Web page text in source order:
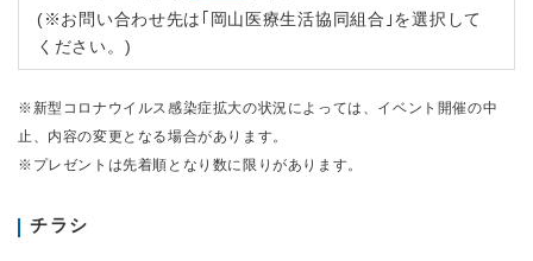
(※お問い合わせ先は｢岡山医療生活協同組合｣を選択して
ください。)
※新型コロナウイルス感染症拡大の状況によっては、イベント開催の中
止、内容の変更となる場合があります。
※プレゼントは先着順となり数に限りがあります。
チラシ